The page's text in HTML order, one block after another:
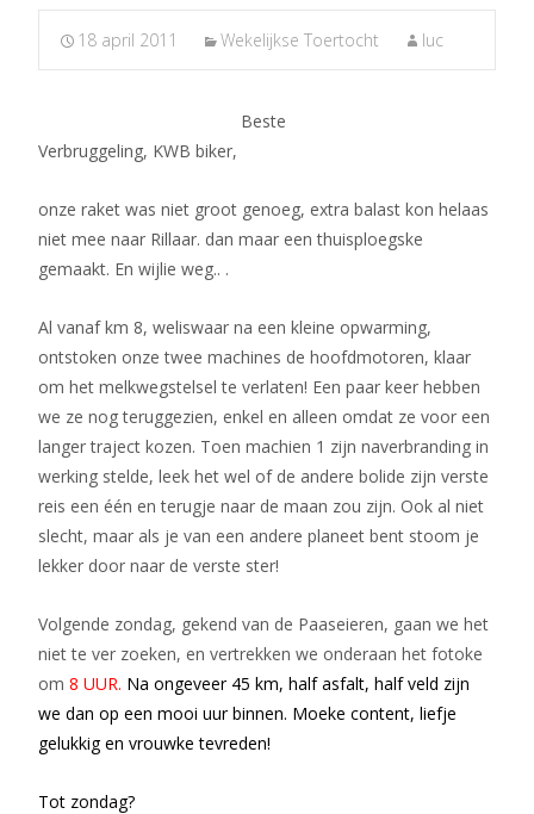
18 april 2011 Wekelijkse Toertocht luc
Beste
Verbruggeling, KWB biker,
onze raket was niet groot genoeg, extra balast kon helaas
niet mee naar Rillaar. dan maar een thuisploegske
gemaakt. En wijlie weg.. .
Al vanaf km 8, weliswaar na een kleine opwarming,
ontstoken onze twee machines de hoofdmotoren, klaar
om het melkwegstelsel te verlaten! Een paar keer hebben
we ze nog teruggezien, enkel en alleen omdat ze voor een
langer traject kozen. Toen machien 1 zijn naverbranding in
werking stelde, leek het wel of de andere bolide zijn verste
reis een één en terugje naar de maan zou zijn. Ook al niet
slecht, maar als je van een andere planeet bent stoom je
lekker door naar de verste ster!
Volgende zondag, gekend van de Paaseieren, gaan we het
niet te ver zoeken, en vertrekken we onderaan het fotoke
om 8 UUR. Na ongeveer 45 km, half asfalt, half veld zijn
we dan op een mooi uur binnen. Moeke content, liefje
gelukkig en vrouwke tevreden!
Tot zondag?